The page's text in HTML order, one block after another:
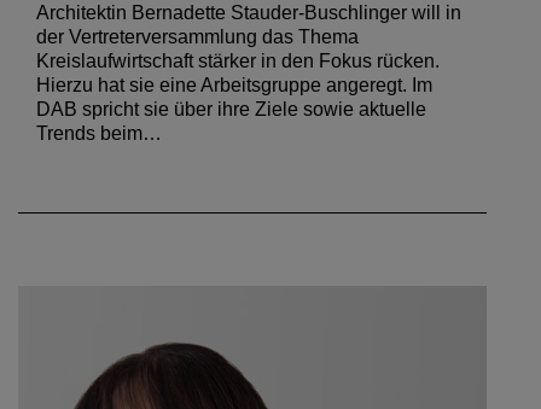
Architektin Bernadette Stauder-Buschlinger will in
der Vertreterversammlung das Thema
Kreislaufwirtschaft stärker in den Fokus rücken.
Hierzu hat sie eine Arbeitsgruppe angeregt. Im
DAB spricht sie über ihre Ziele sowie aktuelle
Trends beim…